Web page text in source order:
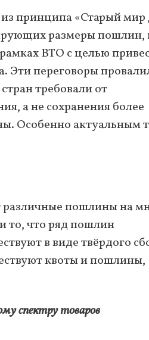
принципа «Старый мир
размеры пошлин,
ВТО с целью
Эти переговоры
требовали от
а не сохранения более
Особенно актуальным
различные пошлины на
то, что ряд пошлин
в виде твёрдого
квоты и пошлины,
спектру товаров